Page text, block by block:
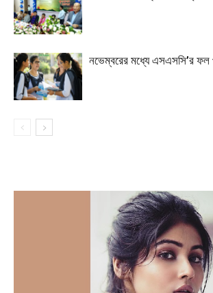
নভেম্বরের মধ্যে এসএসসি’র ফল